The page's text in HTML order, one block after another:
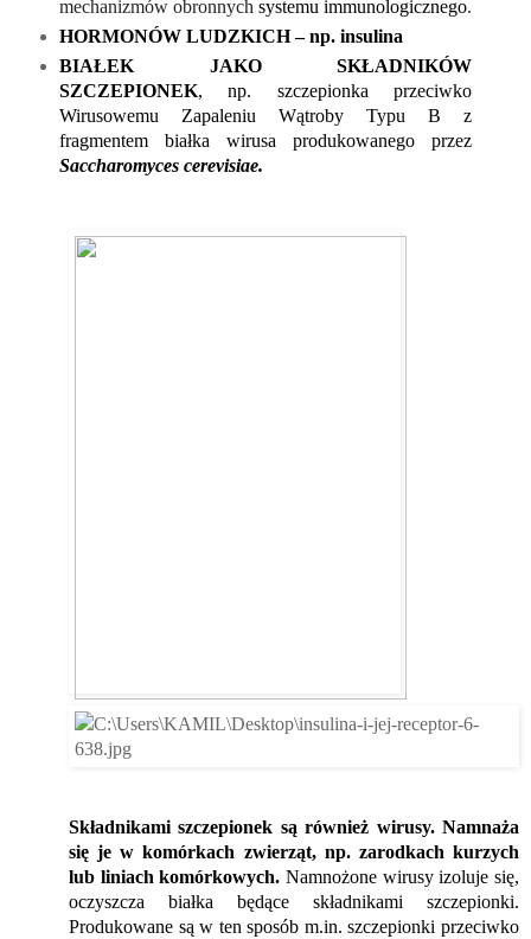
mechanizmów obronnych systemu immunologicznego.
HORMONÓW LUDZKICH – np. insulina
BIAŁEK JAKO SKŁADNIKÓW
SZCZEPIONEK, np. szczepionka przeciwko
Wirusowemu Zapaleniu Wątroby Typu B z
Saccharomyces cerevisiae.
Składnikami szczepionek są również wirusy. Namnaża
się je w komórkach zwierząt, np. zarodkach kurzych
lub liniach komórkowych. Namnożone wirusy izoluje się,
oczyszcza białka będące składnikami szczepionki.
Produkowane są w ten sposób m.in. szczepionki przeciwko